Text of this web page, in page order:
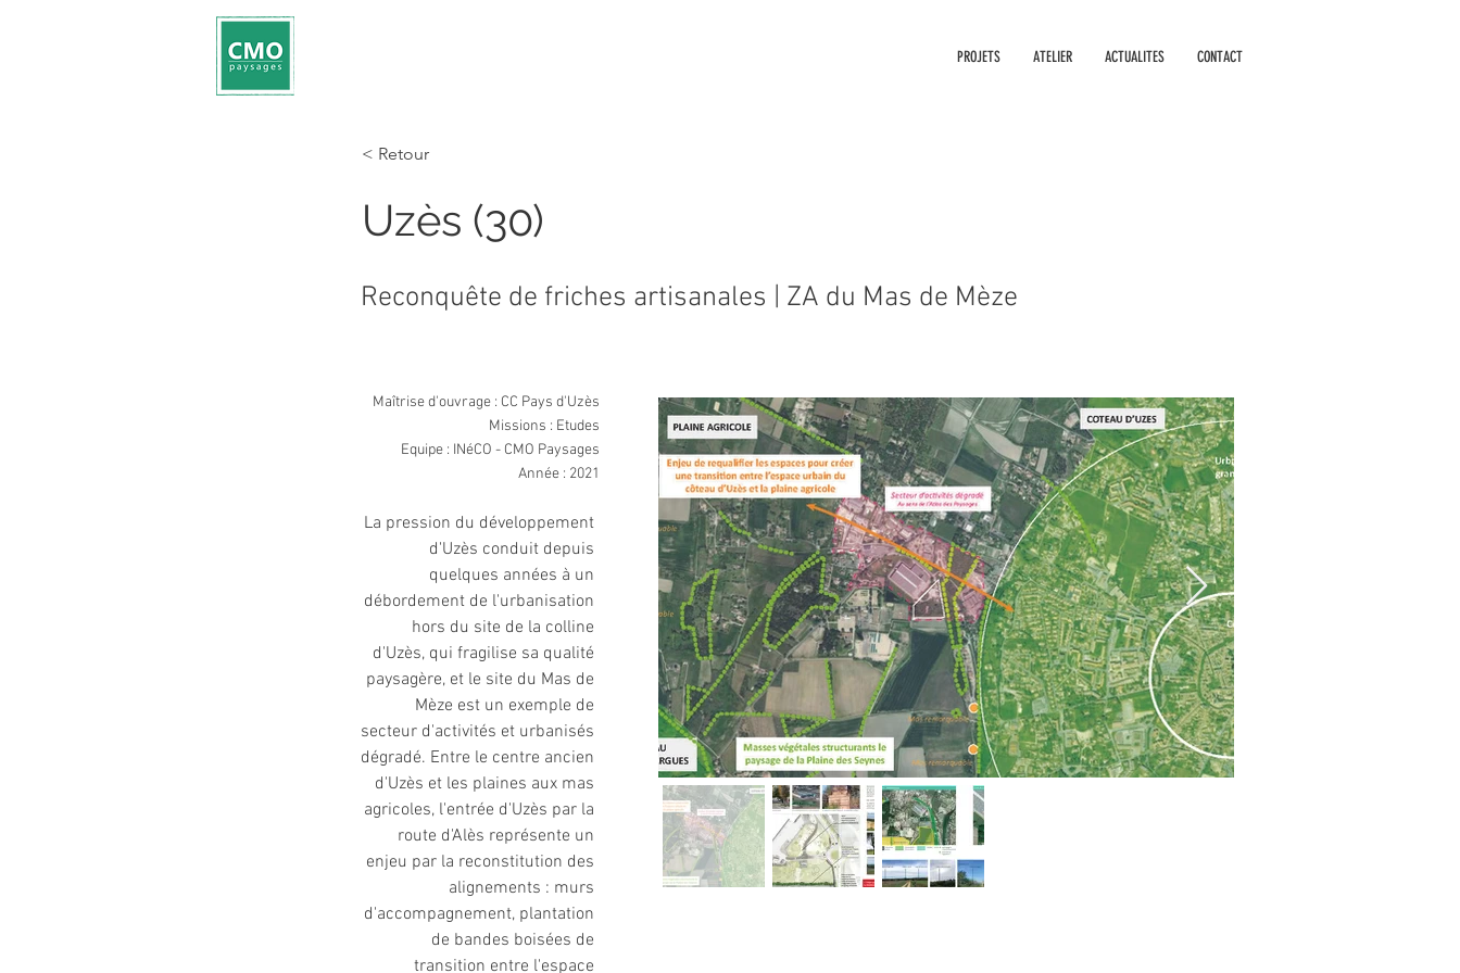
PROJETS ATELIER ACTUALITES CONTACT
< Retour
Uzès (30)
Reconquête de friches artisanales | ZA du Mas de Mèze
Maîtrise d'ouvrage : CC Pays d'Uzès
Missions : Etudes
Equipe : INéCO - CMO Paysages
Année : 2021
La pression du développement
d'Uzès conduit depuis
quelques années à un
débordement de l'urbanisation
hors du site de la colline
d'Uzès, qui fragilise sa qualité
paysagère, et le site du Mas de
Mèze est un exemple de
secteur d'activités et urbanisés
dégradé. Entre le centre ancien
d'Uzès et les plaines aux mas
agricoles, l'entrée d'Uzès par la
route d'Alès représente un
enjeu par la reconstitution des
alignements : murs
d'accompagnement, plantation
de bandes boisées de
transition entre l'espace